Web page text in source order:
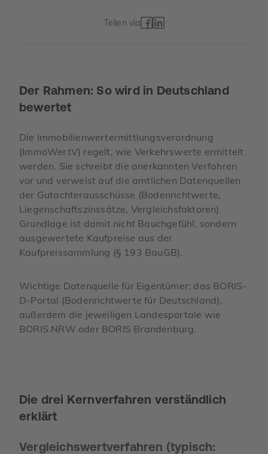
Teilen via
Der Rahmen: So wird in Deutschland
bewertet
Die Immobilienwertermittlungsverordnung
(ImmoWertV) regelt, wie Verkehrswerte ermittelt
werden. Sie schreibt die anerkannten Verfahren
vor und verweist auf die amtlichen Datenquellen
der Gutachterausschüsse (Bodenrichtwerte,
Liegenschaftszinssätze, Vergleichsfaktoren).
Grundlage ist damit nicht Bauchgefühl, sondern
ausgewertete Kaufpreise aus der
Kaufpreissammlung (§ 193 BauGB).
Wichtige Datenquelle für Eigentümer: das BORIS-
D-Portal (Bodenrichtwerte für Deutschland),
außerdem die jeweiligen Landesportale wie
BORIS.NRW oder BORIS Brandenburg.
Die drei Kernverfahren verständlich
erklärt
Vergleichswertverfahren (typisch: